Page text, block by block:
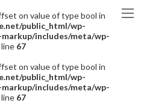
on value of type bool in
public_html/wp-
includes/meta/wp-
67
on value of type bool in
public_html/wp-
includes/meta/wp-
67